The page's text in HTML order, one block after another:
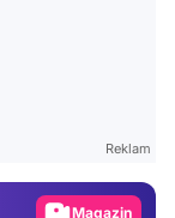
Reklam
Magazin